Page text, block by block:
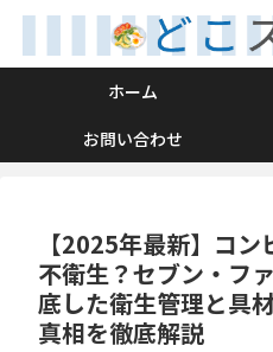
ホーム
お問い合わせ
【2025年最新】コ
不衛生？セブン・フ
底した衛生管理と具
真相を徹底解説